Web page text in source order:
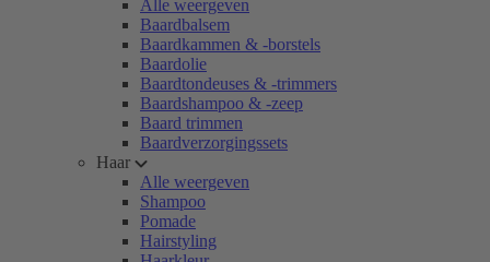
Alle weergeven
Baardbalsem
Baardkammen & -borstels
Baardolie
Baardtondeuses & -trimmers
Baardshampoo & -zeep
Baard trimmen
Baardverzorgingssets
Haar
Alle weergeven
Shampoo
Pomade
Hairstyling